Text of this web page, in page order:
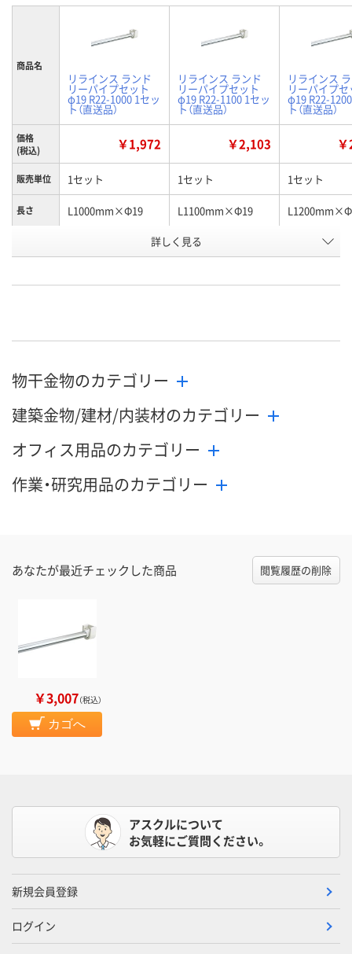
商品名
リラインス ランド
リーパイプセット
φ19 R22-1000 1セッ
ト（直送品）
リラインス ランド
リーパイプセット
φ19 R22-1100 1セッ
ト（直送品）
リラインス
リーパイプ
φ19 R22-
ト（直送品）
価格
(税込)
￥1,972 ￥2,103
販売単位 1セット 1セット 1セット
長さ L1000mm×Φ19 L1100mm×Φ19
E305683 E305682
カゴへ
詳しく見る
物干金物のカテゴリー
建築金物/建材/内装材のカテゴリー
オフィス用品のカテゴリー
作業・研究用品のカテゴリー
あなたが最近チェックした商品 閲覧履歴の削除
￥3,007（税込）
カゴへ
アスクルについて
お気軽にご質問ください。
新規会員登録
ログイン